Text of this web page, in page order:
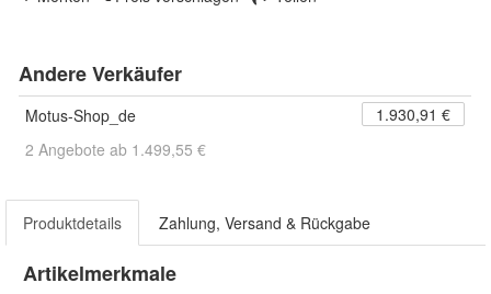
Andere Verkäufer
Motus-Shop_de
1.930,91 €
2 Angebote ab 1.499,55 €
Produktdetails Zahlung, Versand & Rückgabe
Artikelmerkmale